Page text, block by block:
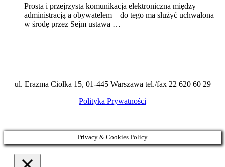
Prosta i przejrzysta komunikacja elektroniczna między
administracją a obywatelem – do tego ma służyć uchwalona
w środę przez Sejm ustawa …
ul. Erazma Ciołka 15, 01-445 Warszawa tel./fax 22 620 60 29
Polityka Prywatności
Privacy & Cookies Policy